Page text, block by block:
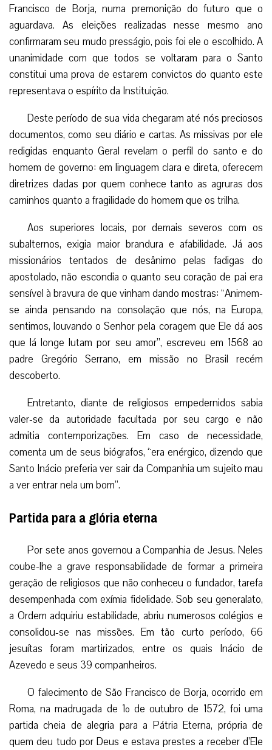
Francisco de Borja, numa premonição do futuro que o
aguardava. As eleições realizadas nesse mesmo ano
confirmaram seu mudo presságio, pois foi ele o escolhido. A
unanimidade com que todos se voltaram para o Santo
constitui uma prova de estarem convictos do quanto este
representava o espírito da Instituição.
Deste período de sua vida chegaram até nós preciosos
documentos, como seu diário e cartas. As missivas por ele
redigidas enquanto Geral revelam o perfil do santo e do
homem de governo: em linguagem clara e direta, oferecem
diretrizes dadas por quem conhece tanto as agruras dos
caminhos quanto a fragilidade do homem que os trilha.
Aos superiores locais, por demais severos com os
subalternos, exigia maior brandura e afabilidade. Já aos
missionários tentados de desânimo pelas fadigas do
apostolado, não escondia o quanto seu coração de pai era
sensível à bravura de que vinham dando mostras: “Animem-
se ainda pensando na consolação que nós, na Europa,
sentimos, louvando o Senhor pela coragem que Ele dá aos
que lá longe lutam por seu amor”, escreveu em 1568 ao
padre Gregório Serrano, em missão no Brasil recém
descoberto.
Entretanto, diante de religiosos empedernidos sabia
valer-se da autoridade facultada por seu cargo e não
admitia contemporizações. Em caso de necessidade,
comenta um de seus biógrafos, “era enérgico, dizendo que
Santo Inácio preferia ver sair da Companhia um sujeito mau
a ver entrar nela um bom”.
Partida para a glória eterna
Por sete anos governou a Companhia de Jesus. Neles
coube-lhe a grave responsabilidade de formar a primeira
geração de religiosos que não conheceu o fundador, tarefa
desempenhada com exímia fidelidade. Sob seu generalato,
a Ordem adquiriu estabilidade, abriu numerosos colégios e
consolidou-se nas missões. Em tão curto período, 66
jesuítas foram martirizados, entre os quais Inácio de
Azevedo e seus 39 companheiros.
O falecimento de São Francisco de Borja, ocorrido em
Roma, na madrugada de 1º de outubro de 1572, foi uma
partida cheia de alegria para a Pátria Eterna, própria de
quem deu tudo por Deus e estava prestes a receber d’Ele